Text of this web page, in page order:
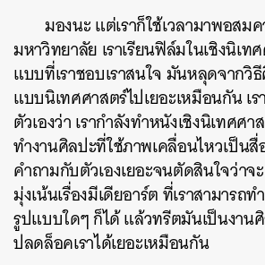
มองนะ แต่เราก็ใช้เวลามาพอสม
มหาวิทยาลัย เราเรียนฟิล์มในเชิงนิเ
แบบที่เราชอบเราสนใจ มันหลุดจากวิ
แบบนิเทศศาสตร์ไปเยอะเหมือนกัน เ
ตัวเองว่า เรากำลังทำหนังเชิงนิเทศศา
ทำงานศิลปะที่ใช้ภาพเคลื่อนไหวเป็นสื่
คำถามกับตัวเองเยอะจนตัดสินใจว่า
มุ่งเน้นเรื่องมีเดียอาร์ต ที่เราสามารถ
รูปแบบใดๆ ก็ได้ แล้วทรีตมันเป็นงาน
ปลดล็อคเราได้เยอะเหมือนกัน